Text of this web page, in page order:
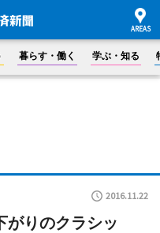
暮らす・働く 学ぶ・知る
2016.11.22
がりのクラシッ